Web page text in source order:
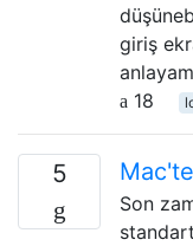
giriş
18
5
Son